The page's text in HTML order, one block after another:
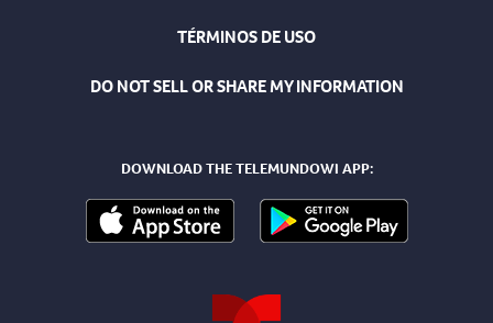
TÉRMINOS DE USO
DO NOT SELL OR SHARE MY INFORMATION
DOWNLOAD THE TELEMUNDOWI APP: